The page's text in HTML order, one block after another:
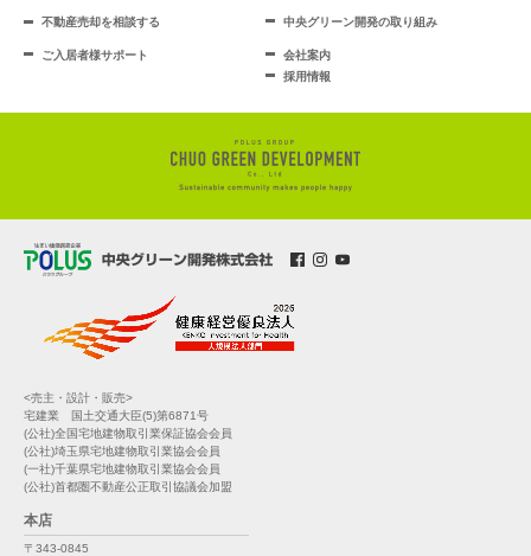
不動産売却を相談する 中央グリーン開発の取り組み
ご入居者様サポート
会社案内
採用情報
<売主・設計・販売>
宅建業 国土交通大臣(5)第6871号
(公社)全国宅地建物取引業保証協会会員
(公社)埼玉県宅地建物取引業協会会員
(一社)千葉県宅地建物取引業協会会員
(公社)首都圏不動産公正取引協議会加盟
本店
〒343-0845